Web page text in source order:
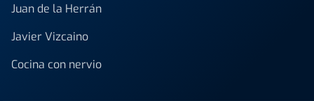
Juan de la Herrán
Javier Vizcaino
Cocina con nervio